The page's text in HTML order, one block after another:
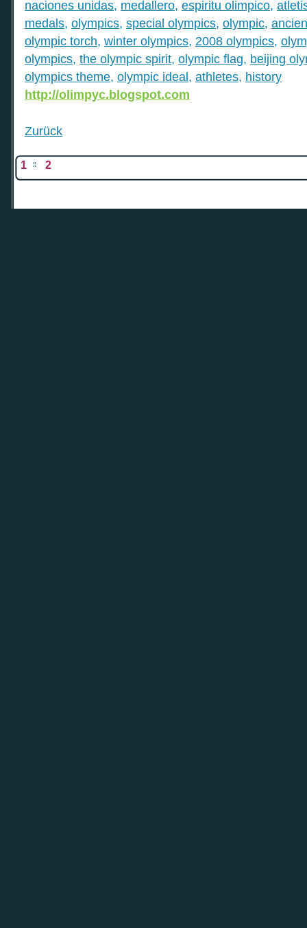
naciones unidas, medallero, espiritu olimpico,
medals, olympics, special olympics, olympic,
olympic torch, winter olympics, 2008 olympics,
olympics, the olympic spirit, olympic flag, beijing
olympics theme, olympic ideal, athletes, history
http://olimpyc.blogspot.com
Zurück
1 2